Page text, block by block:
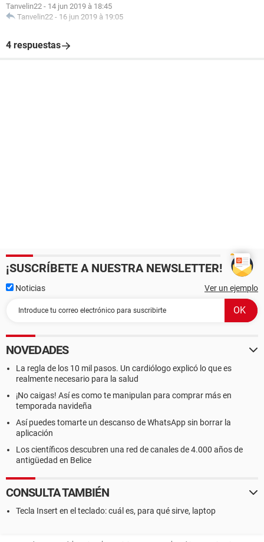
Tanvelin22 - 14 jun 2019 à 18:45
Tanvelin22 - 16 jun 2019 à 19:05
4 respuestas
¡SUSCRÍBETE A NUESTRA NEWSLETTER!
Noticias Ver un ejemplo
NOVEDADES
La regla de los 10 mil pasos. Un cardiólogo explicó lo que es
realmente necesario para la salud
¡No caigas! Así es como te manipulan para comprar más en
temporada navideña
Así puedes tomarte un descanso de WhatsApp sin borrar la
aplicación
Los científicos descubren una red de canales de 4.000 años de
antigüedad en Belice
CONSULTA TAMBIÉN
Tecla Insert en el teclado: cuál es, para qué sirve, laptop